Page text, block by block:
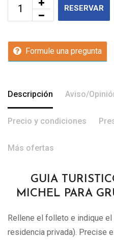
RESERVAR
Formule una pregunta
Descripción Aviso/
Precio y condiciones
Más ofertas
GUIA
MICHEL PARA
Rellene el folleto e indique el
residencia privada). Precise